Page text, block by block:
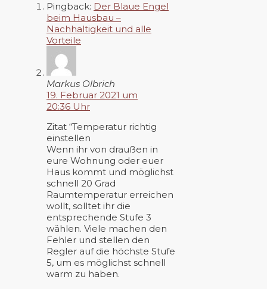
Pingback: Der Blaue Engel
beim Hausbau –
Nachhaltigkeit und alle
Vorteile
Markus Olbrich
19. Februar 2021 um
20:36 Uhr
Zitat “Temperatur richtig
einstellen
Wenn ihr von draußen in
eure Wohnung oder euer
Haus kommt und möglichst
schnell 20 Grad
Raumtemperatur erreichen
wollt, solltet ihr die
entsprechende Stufe 3
wählen. Viele machen den
Fehler und stellen den
Regler auf die höchste Stufe
5, um es möglichst schnell
warm zu haben.